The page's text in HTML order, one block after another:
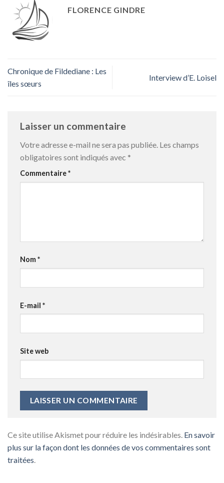
FLORENCE GINDRE
Chronique de Fildediane : Les
îles sœurs
Interview d’E. Loisel
Laisser un commentaire
Votre adresse e-mail ne sera pas publiée. Les champs
obligatoires sont indiqués avec *
Commentaire*
Nom*
E-mail *
Site web
Ce site utilise Akismet pour réduire les indésirables. En savoir
plus sur la façon dont les données de vos commentaires sont
traitées.